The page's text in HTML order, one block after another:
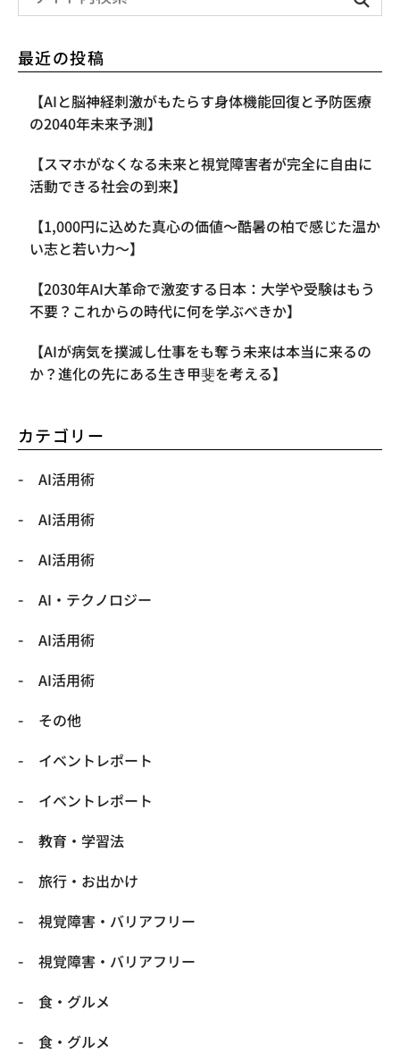
最近の投稿
【AIと脳神経刺激がもたらす身体機能回復と予防医療
の2040年未来予測】
【スマホがなくなる未来と視覚障害者が完全に自由に
活動できる社会の到来】
【1,000円に込めた真心の価値〜酷暑の柏で感じた温か
い志と若い力〜】
【2030年AI大革命で激変する日本：大学や受験はもう
不要？これからの時代に何を学ぶべきか】
【AIが病気を撲滅し仕事をも奪う未来は本当に来るの
か？進化の先にある生き甲斐を考える】
カテゴリー
AI活用術
AI活用術
AI活用術
​AI・テクノロジー
​AI活用術
​AI活用術
​その他
​イベントレポート
​イベントレポート
​教育・学習法
​旅行・お出かけ
​視覚障害・バリアフリー
​視覚障害・バリアフリー
​食・グルメ
​食・グルメ